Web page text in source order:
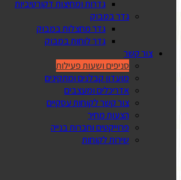
גדרות ומחיצות דקורטיביות
גדר במבוק
גדר מחצלות במבוק
גדר לוחות במבוק
צור קשר
סניפים ושעות פעילות
מועדון קבלנים ומתקינים
אדריכלים ומעצבים
צור קשר לקוחות עסקיים
הצעות מחיר
פרוייקטים וחברות בנייה
שירות לקוחות